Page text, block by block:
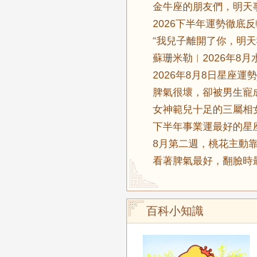
金牛座的朋友們，明天
2026下半年運勢徹底
“我兒子離開了你，明
蘇珊米勒︱2026年8月
2026年8月8日星座運
脾氣很壞，卻被男生
女神範兒十足的三屬相
下半年事業運最好的星
8月第二週，桃花主動
看著脾氣最好，翻臉時
百科小知識